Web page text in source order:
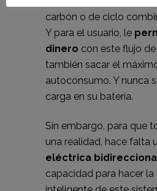
carbón o de ciclo
Y para el usuario, le
dinero con este flujo
también sacar el
autoconsumo. Y nunca
carga en su batería.
Sin embargo, para que
una realidad, hace falta
eléctrica
capacidad para hacer la